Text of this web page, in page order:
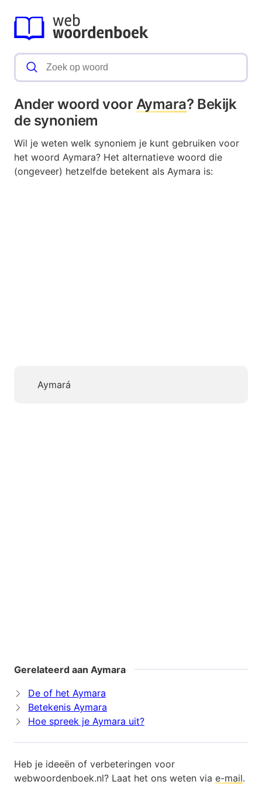
Ander woord voor Aymara? Bekijk
de synoniem
Wil je weten welk synoniem je kunt gebruiken voor
het woord Aymara? Het alternatieve woord die
(ongeveer) hetzelfde betekent als Aymara is:
Aymará
Gerelateerd aan Aymara
De of het Aymara
Betekenis Aymara
Hoe spreek je Aymara uit?
Heb je ideeën of verbeteringen voor
webwoordenboek.nl? Laat het ons weten via e-mail.